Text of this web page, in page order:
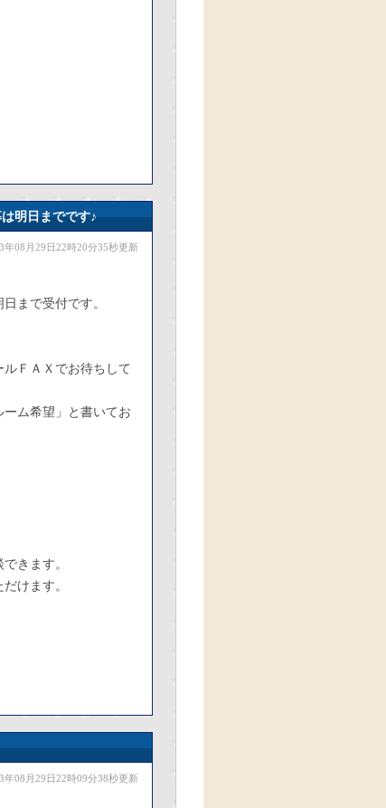
明日までです♪
年08月29日22時20分35秒更新
まで受付です。
ＦＡＸでお待ちして
ム希望」と書いてお
きます。
けます。
年08月29日22時09分38秒更新